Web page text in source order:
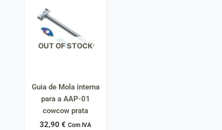
OUT OF STOCK
Guia de Mola interna
para a AAP-01
cowcow prata
32,90 € Com IVA